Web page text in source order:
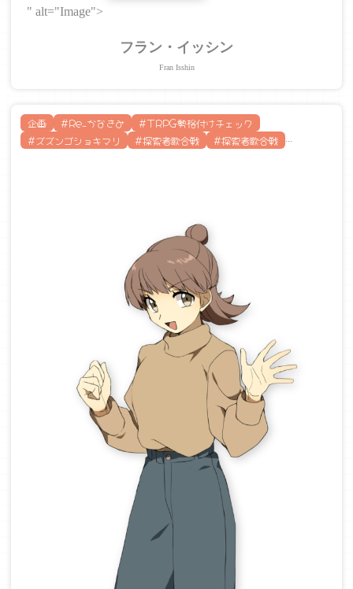
" alt="Image">
フラン・イッシン
Fran Isshin
企画 #Re_かなきみ
#TRPG勢格付けチェック
#ズズンゴショキマリ
#探索者歌合戦 #探索者歌合戦 ...